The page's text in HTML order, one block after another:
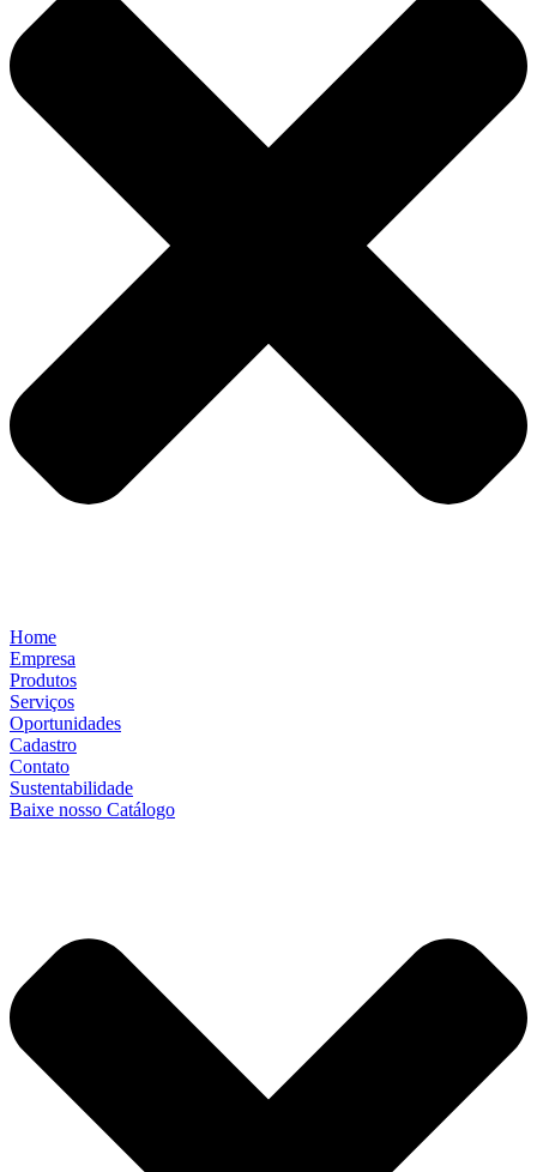
Home
Empresa
Produtos
Serviços
Oportunidades
Cadastro
Contato
Sustentabilidade
Baixe nosso Catálogo